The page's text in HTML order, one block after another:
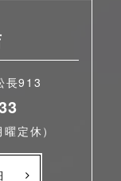
長913
定休）